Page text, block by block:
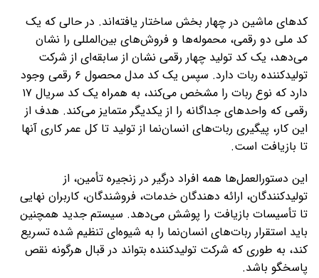
کدهای ماشین در چهار بخش ساختار یافته‌اند. در حالی که یک
کد ملی دو رقمی، محموله‌ها و فروش‌های بین‌المللی را نشان
می‌دهد، یک کد تولید چهار رقمی نشان از سابقه‌ای از شرکت
تولیدکننده ربات دارد. سپس یک کد مدل محصول ۶ رقمی وجود
دارد که نوع ربات را مشخص می‌کند، به همراه یک کد سریال ۱۷
رقمی که واحدهای جداگانه را از یکدیگر متمایز می‌کند. هدف از
این کار، پیگیری ربات‌های انسان‌نما از تولید تا کل عمر کاری آنها
تا بازیافت است.
این دستورالعمل‌ها همه‌ افراد درگیر در زنجیره تأمین، از
تولیدکنندگان، ارائه دهندگان خدمات، فروشندگان، کاربران نهایی
تا تأسیسات بازیافت را پوشش می‌دهد. سیستم جدید همچنین
باید استقرار ربات‌های انسان‌نما را به شیوه‌ای تنظیم‌ شده تسریع
کند، به طوری که شرکت تولیدکننده بتواند در قبال هرگونه نقص
پاسخگو باشد.